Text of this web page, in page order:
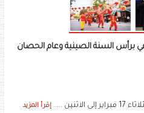
برأس السنة الصينية وعام الحصان
..... إقرأ المزيد